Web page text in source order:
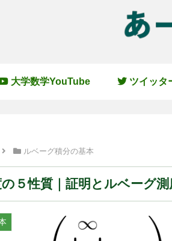
大学数学YouTube ツイッタ
ルベーグ積分の基本
５性質｜証明とルベーグ